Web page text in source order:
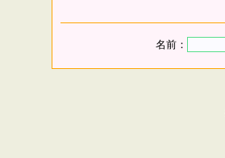
名前：